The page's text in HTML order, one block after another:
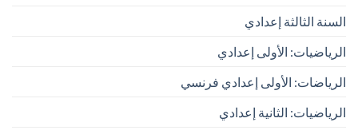
السنة الثالثة إعدادي
الرياضيات: الأولى إعدادي
الرياضات: الأولى إعدادي فرنسي
الرياضيات: الثانية إعدادي